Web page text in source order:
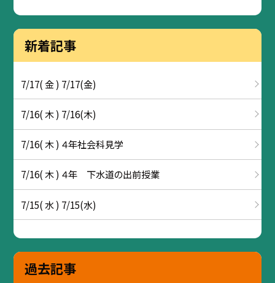
新着記事
7/17( 金 ) 7/17(金)
7/16( 木 ) 7/16(木)
7/16( 木 ) ４年社会科見学
7/16( 木 ) ４年 下水道の出前授業
7/15( 水 ) 7/15(水)
過去記事